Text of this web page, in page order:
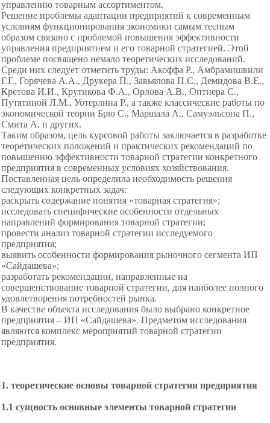
управлению товарным ассортиментом.
Решение проблемы адаптации предприятий к современным
условиям функционирования экономики самым тесным
образом связано с проблемой повышения эффективности
управления предприятием и его товарной стратегией. Этой
проблеме посвящено немало теоретических исследований.
Среди них следует отметить труды: Акоффа Р., Амбрамишвили
Г.Г., Горячева А.А., Друкера П., Завьялова П.С., Демидова В.Е.,
Кретова И.И., Крутикова Ф.А., Орлова А.В., Оптнера С.,
Путятиной Л.М., Уотерлина Р., а также классические работы по
экономической теории Брю С., Маршала А., Самуэльсона П.,
Смита А. и других.
Таким образом, цель курсовой работы заключается в разработке
теоретических положений и практических рекомендаций по
повышению эффективности товарной стратегии конкретного
предприятия в современных условиях хозяйствования.
Поставленная цель определила необходимость решения
следующих конкретных задач:
раскрыть содержание понятия «товарная стратегия»;
исследовать специфические особенности отдельных
направлений формирования товарной стратегии;
провести анализ товарной стратегии исследуемого
предприятия;
выявить особенности формирования рыночного сегмента ИП
«Сайдашева»;
разработать рекомендации, направленные на
совершенствование товарной стратегии, для наиболее полного
удовлетворения потребностей рынка.
В качестве объекта исследования было выбрано конкретное
предприятия – ИП «Сайдашева». Предметом исследования
являются комплекс мероприятий товарной стратегии
предприятия.
1. теоретические основы товарной стратегии предприятия
1.1 сущность основные элементы товарной стратегии